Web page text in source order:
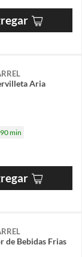
Aria
min
de Bebidas Frias